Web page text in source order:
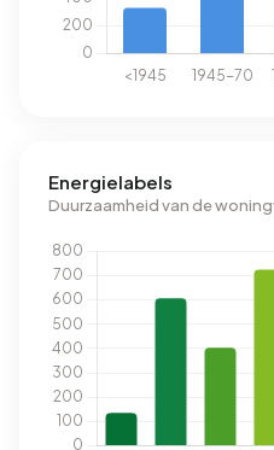
Energielabels
Duurzaamheid van de